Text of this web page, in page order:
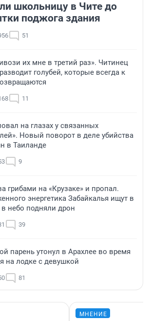
школьницу в Чите до
поджога здания
51
их мне в третий раз». Читинец
голубей, которые всегда к
11
на глазах у связанных
Новый поворот в деле убийства
в Таиланде
9
грибами на «Крузаке» и пропал.
энергетика Забайкалья ищут в
небо подняли дрон
39
парень утонул в Арахлее во время
на лодке с девушкой
81
МНЕНИЕ